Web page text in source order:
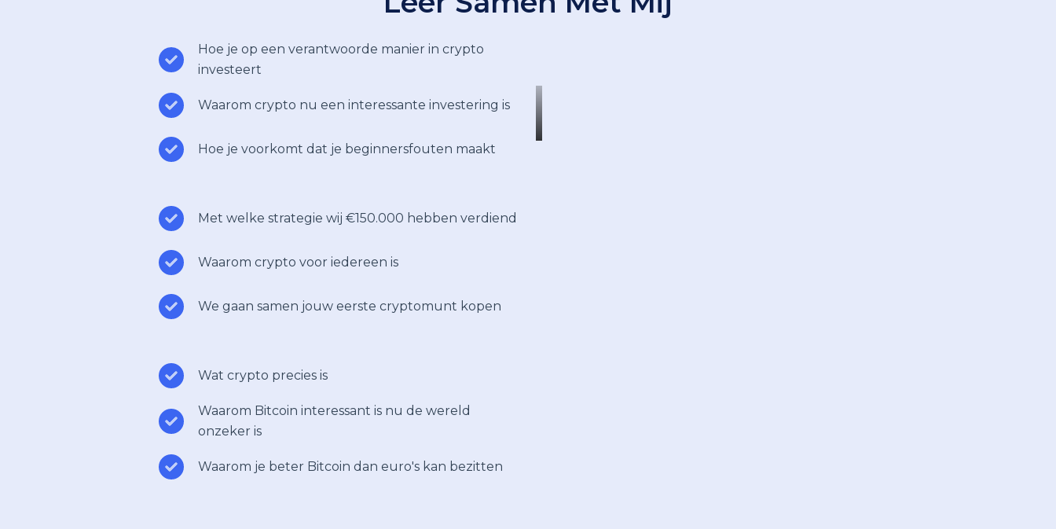
Hoe je op een verantwoorde manier in crypto
investeert
Waarom crypto nu een interessante investering is
Hoe je voorkomt dat je beginnersfouten maakt
Met welke strategie wij €150.000 hebben verdiend
Waarom crypto voor iedereen is
We gaan samen jouw eerste cryptomunt kopen
Wat crypto precies is
Waarom Bitcoin interessant is nu de wereld
onzeker is
Waarom je beter Bitcoin dan euro's kan bezitten